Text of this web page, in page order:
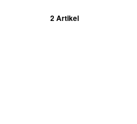
2 Artikel